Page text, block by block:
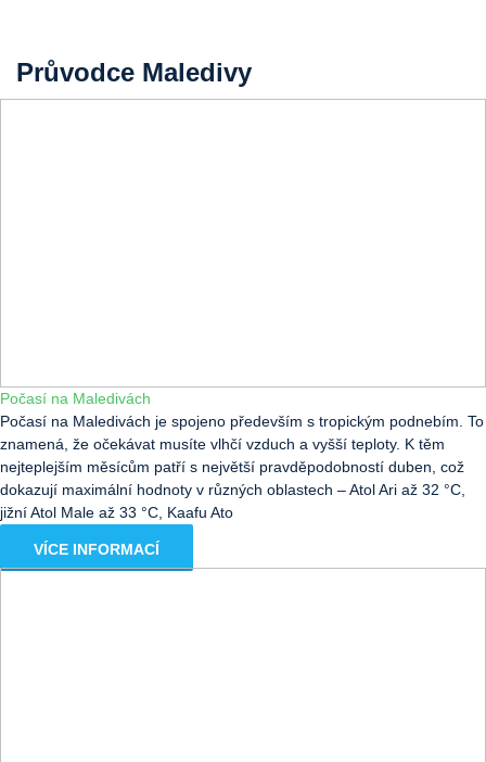
Průvodce Maledivy
Počasí na Maledivách
Počasí na Maledivách je spojeno především s tropickým podnebím. To
znamená, že očekávat musíte vlhčí vzduch a vyšší teploty. K těm
nejteplejším měsícům patří s největší pravděpodobností duben, což
dokazují maximální hodnoty v různých oblastech – Atol Ari až 32 °C,
jižní Atol Male až 33 °C, Kaafu Ato
VÍCE INFORMACÍ